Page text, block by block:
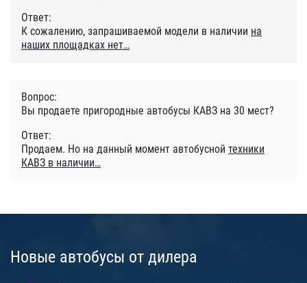
Ответ:
К сожалению, запрашиваемой модели в наличии на
наших площадках нет
Вопрос:
Вы продаете пригородные автобусы КАВЗ на 30 мест?
Ответ:
Продаем. Но на данный момент автобусной техники
КАВЗ в наличии
Новые автобусы от дилера